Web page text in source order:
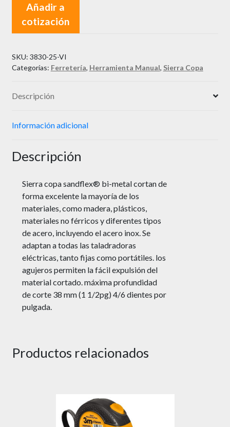
Añadir a
cotización
SKU: 3830-25-VI
Categorías: Ferretería, Herramienta Manual, Sierra Copa
Descripción
Información adicional
Descripción
Sierra copa sandflex® bi-metal cortan de
forma excelente la mayoría de los
materiales, como madera, plásticos,
materiales no férricos y diferentes tipos
de acero, incluyendo el acero inox. Se
adaptan a todas las taladradoras
eléctricas, tanto fijas como portátiles. los
agujeros permiten la fácil expulsión del
material cortado. máxima profundidad
de corte 38 mm (1 1/2pg) 4/6 dientes por
pulgada.
Productos relacionados